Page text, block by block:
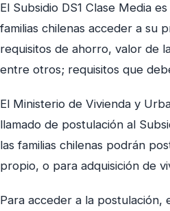
El Subsidio DS1 Clase Media
familias chilenas acceder a su
requisitos de ahorro, valor de
entre otros; requisitos que
El Ministerio de Vivienda y
llamado de postulación al
las familias chilenas podrán
propio, o para adquisición de
Para acceder a la